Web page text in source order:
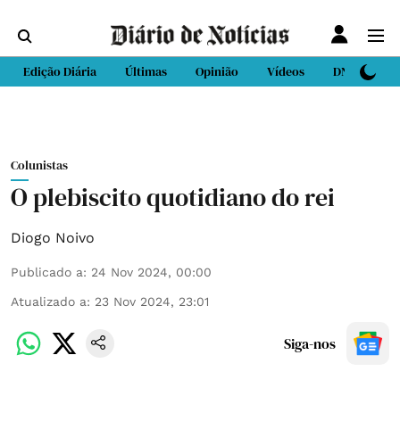
Edição Diária Últimas Opinião Vídeos DN Sport
Colunistas
O plebiscito quotidiano do rei
Diogo Noivo
Publicado a: 24 Nov 2024, 00:00
Atualizado a: 23 Nov 2024, 23:01
Siga-nos